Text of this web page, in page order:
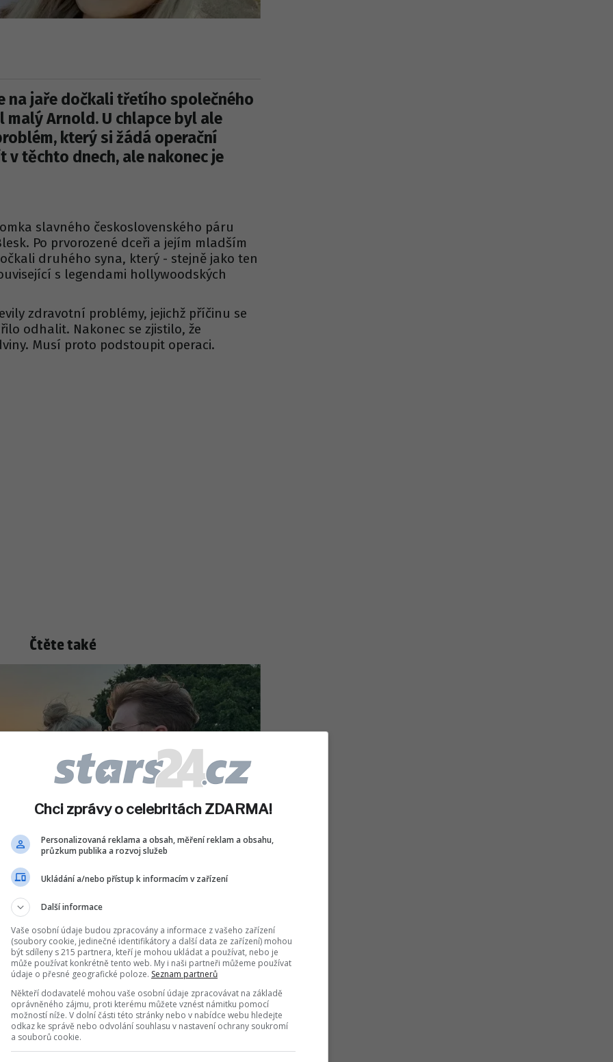
na jaře dočkali třetího společného
Arnold. U chlapce byl ale
který si žádá operační
v těchto dnech, ale nakonec je
slavného československého páru
Po prvorozené dceři a jejím mladším
druhého syna, který - stejně jako ten
s legendami hollywoodských
zdravotní problémy, jejichž příčinu se
odhalit. Nakonec se zjistilo, že
Musí proto podstoupit operaci.
Čtěte také
ČESKÉ CELEBRITY
Natálie Jirásková se po
letech rozešli!
z nejúspěšnějších českých MMA
dnech, ale termín se nakonec
prázdnin. "Trošku se nám to posunulo,
prázdniny. Posunulo se to tedy, ale to je
ještě trochu nabral, aby byl silnější
Chci zprávy o celebritách ZDARMA!
Personalizovaná reklama a obsah, měření reklam a obsahu,
průzkum publika a rozvoj služeb
Ukládání a/nebo přístup k informacím v zařízení
Další informace
Vaše osobní údaje budou zpracovány a informace z vašeho zařízení
(soubory cookie, jedinečné identifikátory a další data ze zařízení) mohou
být sdíleny s 215 partnera, kteří je mohou ukládat a používat, nebo je
může používat konkrétně tento web. My i naši partneři můžeme používat
údaje o přesné geografické poloze. Seznam partnerů
Někteří dodavatelé mohou vaše osobní údaje zpracovávat na základě
oprávněného zájmu, proti kterému můžete vznést námitku pomocí
možností níže. V dolní části této stránky nebo v nabídce webu hledejte
odkaz ke správě nebo odvolání souhlasu v nastavení ochrany soukromí
a souborů cookie.